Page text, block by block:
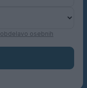
obdelavo osebnih